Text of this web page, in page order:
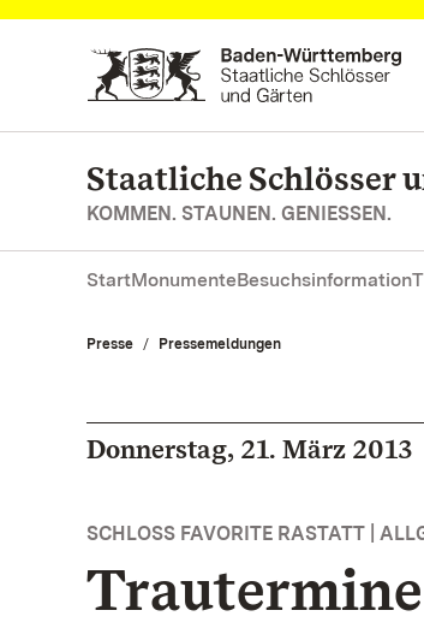
Zum Hauptinhalt springen
Staatliche Schlösser
KOMMEN. STAUNEN. GENIESSEN.
StartMonumenteBesuchsinformation
Presse Pressemeldungen
Donnerstag, 21. März 2013
SCHLOSS FAVORITE RASTATT |